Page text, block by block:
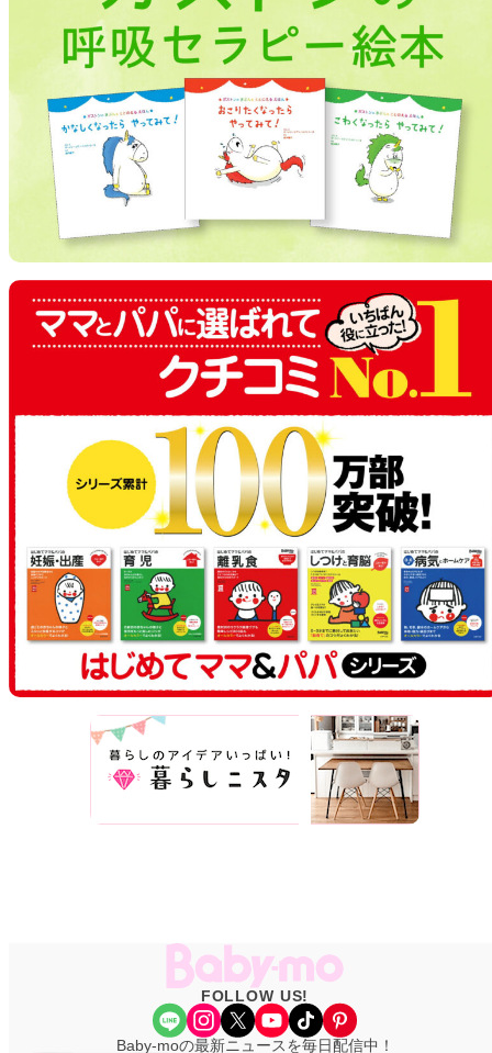
FOLLOW US!
Share Icon Instagram X YouTube TikTok Pinterest
Baby-moの最新ニュースを毎日配信中！